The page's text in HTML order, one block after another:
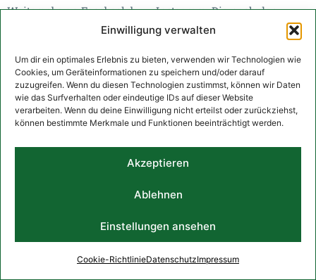
Einwilligung verwalten
Um dir ein optimales Erlebnis zu bieten, verwenden wir Technologien wie
Cookies, um Geräteinformationen zu speichern und/oder darauf
zuzugreifen. Wenn du diesen Technologien zustimmst, können wir Daten
wie das Surfverhalten oder eindeutige IDs auf dieser Website
verarbeiten. Wenn du deine Einwilligung nicht erteilst oder zurückziehst,
können bestimmte Merkmale und Funktionen beeinträchtigt werden.
Akzeptieren
Ablehnen
Einstellungen ansehen
Cookie-RichtlinieDatenschutzImpressum
Weitergabe an Facebook bzw. Instagram. Die nach der
Weiterleitung erfolgende Verarbeitung durch Facebook bzw.
Die uns gemeinsam obliegenden Verpflichtungen wurden in
einer Vereinbarung über gemeinsame Verarbeitung
festgehalten. Den Wortlaut der Vereinbarung finden Sie
unter:
https://www.facebook.com/legal/controller_addendum. Laut
dieser Vereinbarung sind wir für die Erteilung der
Instagram-Tools und für die datenschutzrechtlich sichere
Implementierung des Tools auf unserer Website
verantwortlich. Für die Datensicherheit der Facebook bzw.
Instagram-Produkte ist Facebook verantwortlich.
Betroffenenrechte (z. B. Auskunftsersuchen) hinsichtlich